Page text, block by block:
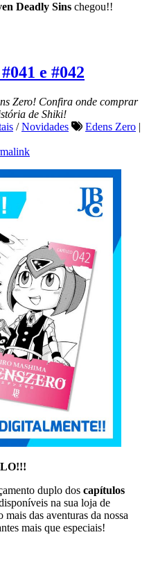
Deadly Sins chegou!!
e #042
Zero! Confira onde comprar
de Shiki!
/Novidades Edens Zero |
duplo dos capítulos
na sua loja de
das aventuras da nossa
mais que especiais!